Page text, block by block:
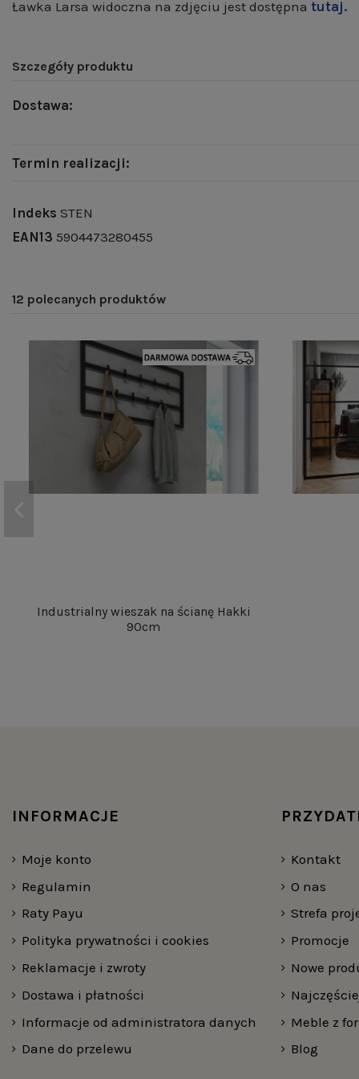
Ławka Larsa widoczna na zdjęciu jest dostępna tutaj.
Szczegóły produktu
Dostawa:
Termin realizacji:
Indeks STEN
EAN13 5904473280455
12 polecanych produktów
Industrialny wieszak na ścianę Hakki
90cm
INFORMACJE
Moje konto
Regulamin
Raty Payu
Polityka prywatności i cookies
Reklamacje i zwroty
Dostawa i płatności
Informacje od administratora danych
Dane do przelewu
Kontakt
O nas
Strefa
Promocje
Nowe
Meble z
Blog